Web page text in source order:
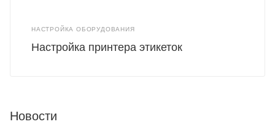
НАСТРОЙКА ОБОРУДОВАНИЯ
Настройка принтера этикеток
Новости